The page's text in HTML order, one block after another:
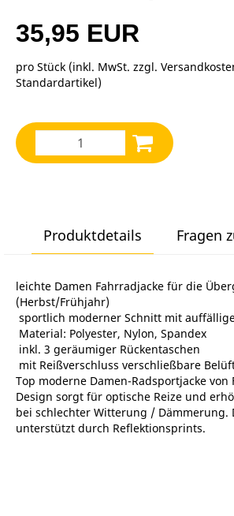
35,95 EUR
pro Stück (inkl. MwSt. zzgl.
Standardartikel)
Produktdetails Fragen
leichte Damen Fahrradjacke für die
(Herbst/Frühjahr)
 sportlich moderner Schnitt mit
 Material: Polyester, Nylon, Spandex
 inkl. 3 geräumiger Rückentaschen
 mit Reißverschluss verschließbare
Top moderne Damen-Radsportjacke von
Design sorgt für optische Reize und
bei schlechter Witterung / Dämmerung.
unterstützt durch Reflektionsprints.